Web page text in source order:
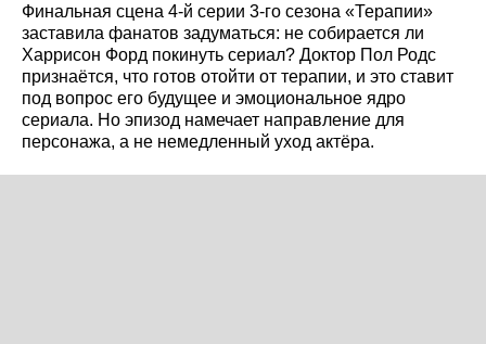
Финальная сцена 4-й серии 3-го сезона «Терапии»
заставила фанатов задуматься: не собирается ли
Харрисон Форд покинуть сериал? Доктор Пол Родс
признаётся, что готов отойти от терапии, и это ставит
под вопрос его будущее и эмоциональное ядро
сериала. Но эпизод намечает направление для
персонажа, а не немедленный уход актёра.